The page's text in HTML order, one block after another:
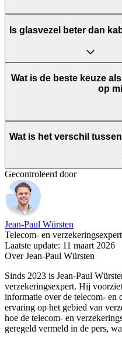
Is glasvezel beter dan
Wat is de beste keuze
op
Wat is het verschil
Gecontroleerd door
Jean-Paul Würsten
Telecom- en verzekeringsexpert
Laatste update: 11 maart 2026
Over Jean-Paul Würsten
Sinds 2023 is Jean-Paul
verzekeringsexpert. Hij
informatie over de telecom- en
ervaring op het gebied van
hoe de telecom- en
geregeld vermeld in de pers,